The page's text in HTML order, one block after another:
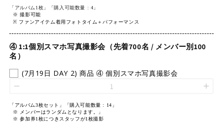
「アルバム1枚」 「購入可能数量 : 4」
※撮影可能
※ ファンアイテム着用フォトタイム＋パフォーマンス
④ 1:1個別スマホ写真撮影会（先着700名 / メンバー別100
名）
(7月19日 DAY 2) 商品 ④ 個別スマホ写真撮影会
「アルバム3枚セット」 「購入可能数量 : 14」
※ メンバーはランダムとなります。
」
※ 参加券1枚につきスタッフが1枚撮影